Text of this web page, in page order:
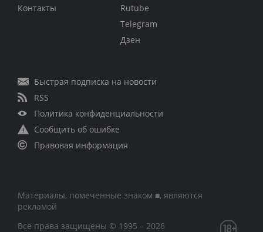
Контакты
Rutube
Telegram
Дзен
Быстрая подписка на новости
RSS
Политика конфиденциальности
Сообщить об ошибке
Правовая информация
Материалы, помеченные знаком ■, являются
рекламой
Все права защищены © 1995 – 2026